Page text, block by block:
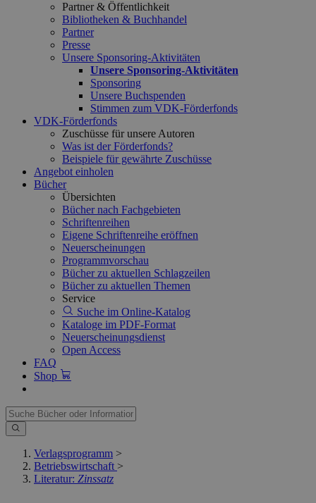
Partner & Öffentlichkeit
Bibliotheken & Buchhandel
Partner
Presse
Unsere Sponsoring-Aktivitäten
Unsere Sponsoring-Aktivitäten
Sponsoring
Unsere Buchspenden
Stimmen zum VDK-Förderfonds
VDK-Förderfonds
Zuschüsse für unsere Autoren
Was ist der Förderfonds?
Beispiele für gewährte Zuschüsse
Angebot einholen
Bücher
Übersichten
Bücher nach Fachgebieten
Schriftenreihen
Eigene Schriftenreihe eröffnen
Neuerscheinungen
Programmvorschau
Bücher zu aktuellen Schlagzeilen
Bücher zu aktuellen Themen
Service
Suche im Online-Katalog
Kataloge im PDF-Format
Neuerscheinungsdienst
Open Access
FAQ
Shop
Verlagsprogramm >
Betriebswirtschaft >
Literatur: Zinssatz